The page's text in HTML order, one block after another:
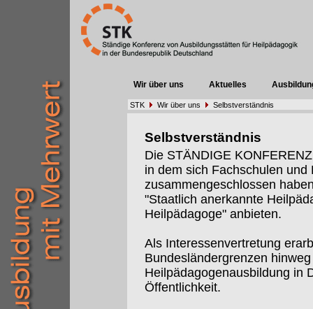
Wir über uns Aktuelles
STK Wir über uns Selbstverständnis
Selbstverständnis
Die STÄNDIGE
in dem sich Fachschulen und
zusammengeschlossen
"Staatlich anerkannte
Heilpädagoge" anbieten.
Als Interessenvertretung
Bundesländergrenzen
Heilpädagogenausbildung in
Öffentlichkeit.